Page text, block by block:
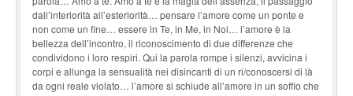
dall’interiorità all’esteriorità… pensare l’amore come un ponte e
non come un fine… essere in Te, in Me, in Noi… l’amore è la
bellezza dell’incontro, il riconoscimento di due differenze che
condividono i loro respiri. Qui la parola rompe i silenzi, avvicina i
corpi e allunga la sensualità nei disincanti di un ri/conoscersi di là
da ogni reale violato… l’amore si schiude all’amore in un soffio che